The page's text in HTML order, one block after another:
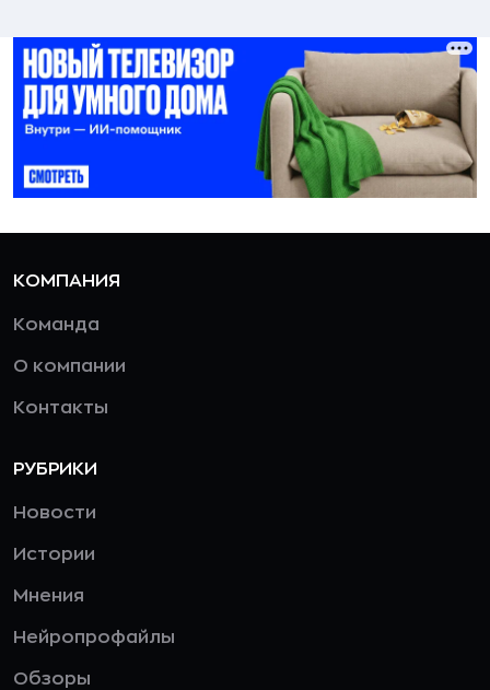
КОМПАНИЯ
Команда
О компании
Контакты
РУБРИКИ
Новости
Истории
Мнения
Нейропрофайлы
Обзоры